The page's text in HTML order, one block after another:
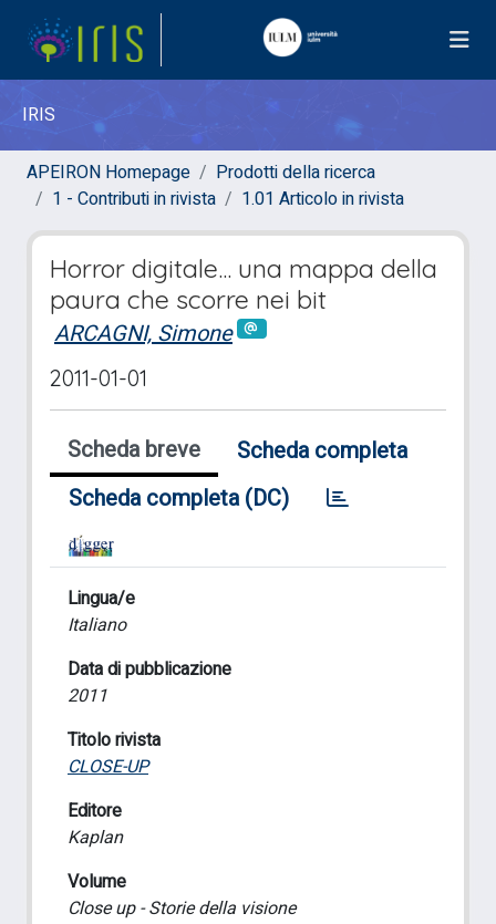
IRIS
APEIRON Homepage
Prodotti della ricerca
1 - Contributi in rivista
1.01 Articolo in rivista
Horror digitale... una mappa della
paura che scorre nei bit
ARCAGNI, Simone
2011-01-01
Scheda breve
Scheda completa
Scheda completa (DC)
Lingua/e
Italiano
Data di pubblicazione
2011
Titolo rivista
CLOSE-UP
Editore
Kaplan
Volume
Close up - Storie della visione